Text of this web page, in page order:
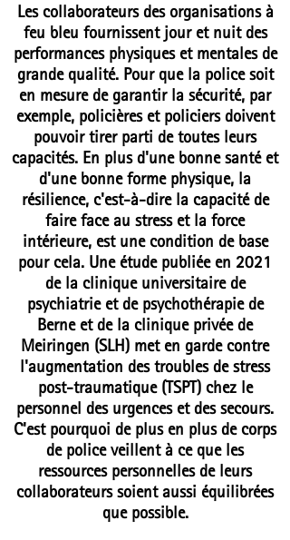
Les collaborateurs des organisations à
feu bleu fournissent jour et nuit des
performances physiques et mentales de
grande qualité. Pour que la police soit
en mesure de garantir la sécurité, par
exemple, policières et policiers doivent
pouvoir tirer parti de toutes leurs
capacités. En plus d'une bonne santé et
d'une bonne forme physique, la
résilience, c'est-à-dire la capacité de
faire face au stress et la force
intérieure, est une condition de base
pour cela. Une étude publiée en 2021
de la clinique universitaire de
psychiatrie et de psychothérapie de
Berne et de la clinique privée de
Meiringen (SLH) met en garde contre
l'augmentation des troubles de stress
post-traumatique (TSPT) chez le
personnel des urgences et des secours.
C'est pourquoi de plus en plus de corps
de police veillent à ce que les
ressources personnelles de leurs
collaborateurs soient aussi équilibrées
que possible.